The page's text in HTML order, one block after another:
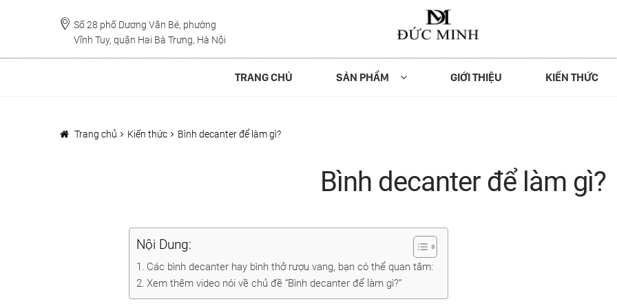
đến
Điều
hướng
đến
nội
dung
Số 28 phố Dương Văn Bé, phường
Vĩnh Tuy, quận Hai Bà Trưng, Hà Nội
TRANG CHỦ SẢN PHẨM GIỚI THIỆU KIẾN THỨC
Trang chủ Kiến thức Bình decanter để làm gì?
Bình decanter để làm gì?
Nội Dung:
Các bình decanter hay bình thở rượu vang, bạn có thể quan tâm:
Xem thêm video nói về chủ đề “Bình decanter để làm gì?”